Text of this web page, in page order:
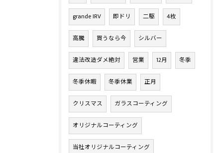
grande IRV 即ドリ 二駆 4枚
高騰 買うなら今 シルバー
違法改造ダメ絶対 営業 12月 冬季
冬季休暇 冬季休業 正月
クリスマス ガラスコーティング
オリジナルコーティング
当社オリジナルコーティング